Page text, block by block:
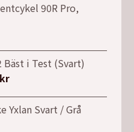
priset 90R Pro,
i Test (Svart)
krDet
nuvarande
priset
Yxlan Svart / Grå